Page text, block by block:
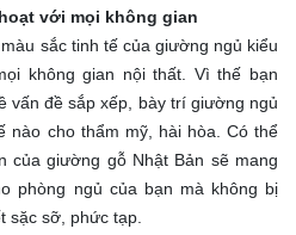
với mọi không gian
sắc tinh tế của giường ngủ kiểu
không gian nội thất. Vì thế bạn
vấn đề sắp xếp, bày trí giường ngủ
nào cho thẩm mỹ, hài hòa. Có thể
của giường gỗ Nhật Bản sẽ mang
phòng ngủ của bạn mà không bị
sặc sỡ, phức tạp.